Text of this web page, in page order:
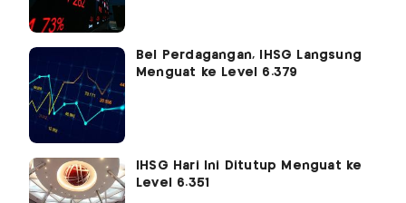
Bel Perdagangan, IHSG Langsung
Menguat ke Level 6.379
IHSG Hari Ini Ditutup Menguat ke
Level 6.351